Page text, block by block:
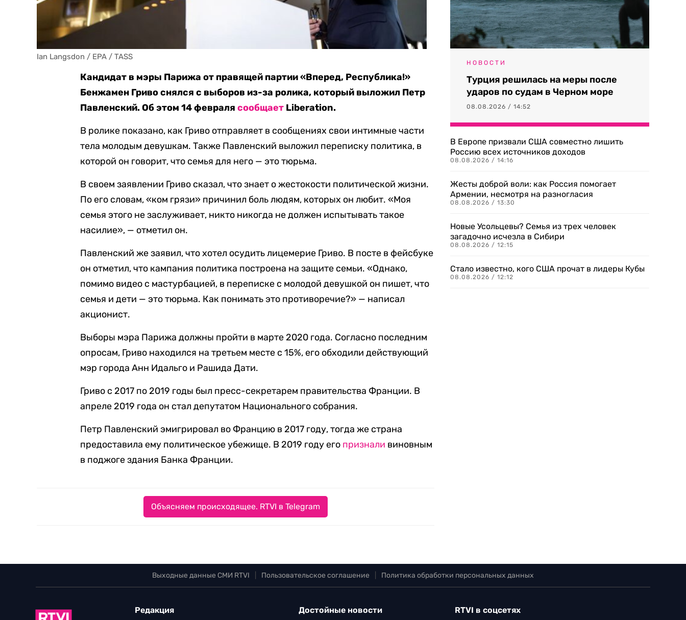
Ian Langsdon / EPA / TASS
Кандидат в мэры Парижа от правящей партии «Вперед, Республика!»
Бенжамен Гриво снялся с выборов из-за ролика, который выложил Петр
Павленский. Об этом 14 февралясообщает Liberation.
В ролике показано, как Гриво отправляет в сообщениях свои интимные части
тела молодым девушкам. Также Павленский выложил переписку политика, в
которой он говорит, что семья для него — это тюрьма.
В своем заявлении Гриво сказал, что знает о жестокости политической жизни.
По его словам, «ком грязи» причинил боль людям, которых он любит. «Моя
семья этого не заслуживает, никто никогда не должен испытывать такое
насилие», — отметил он.
Павленский же заявил, что хотел осудить лицемерие Гриво. В посте в фейсбуке
он отметил, что кампания политика построена на защите семьи. «Однако,
помимо видео с мастурбацией, в переписке с молодой девушкой он пишет, что
семья и дети — это тюрьма. Как понимать это противоречие?» — написал
акционист.
Выборы мэра Парижа должны пройти в марте 2020 года. Согласно последним
опросам, Гриво находился на третьем месте с 15%, его обходили действующий
мэр города Анн Идальго и Рашида Дати.
Гриво с 2017 по 2019 годы был пресс-секретарем правительства Франции. В
апреле 2019 года он стал депутатом Национального собрания.
Петр Павленский эмигрировал во Францию в 2017 году, тогда же страна
предоставила ему политическое убежище. В 2019 году его признали виновным
в поджоге здания Банка Франции.
Объясняем происходящее. RTVI в Telegram
НОВОСТИ
Турция решилась на меры после
ударов по судам в Черном море
08.08.2026 / 14:52
В Европе призвали США совместно лишить
Россию всех источников доходов
08.08.2026 / 14:16
Жесты доброй воли: как Россия помогает
Армении, несмотря на разногласия
08.08.2026 / 13:30
Новые Усольцевы? Семья из трех человек
загадочно исчезла в Сибири
08.08.2026 / 12:15
Стало известно, кого США прочат в лидеры Кубы
08.08.2026 / 12:12
Выходные данные СМИ RTVI Пользовательское соглашение Политика обработки персональных данных
Редакция Достойные новости RTVI в соцсетях